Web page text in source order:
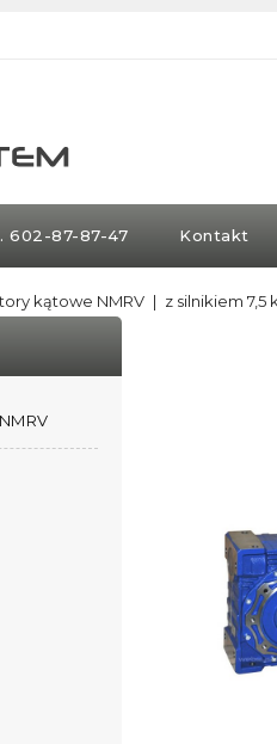
602-87-87-47 Kontakt
kątowe NMRV z silnikiem 7,5